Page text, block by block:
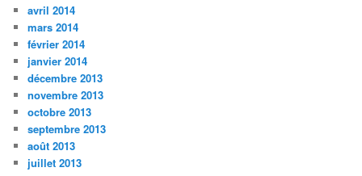
avril 2014
mars 2014
février 2014
janvier 2014
décembre 2013
novembre 2013
octobre 2013
septembre 2013
août 2013
juillet 2013